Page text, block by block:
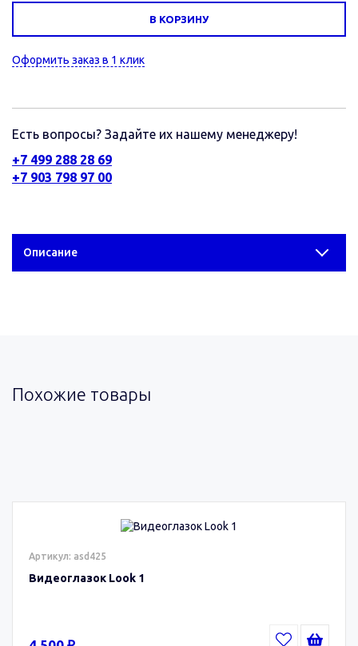
В КОРЗИНУ
Оформить заказ в 1 клик
Есть вопросы? Задайте их нашему менеджеру!
+7 499 288 28 69
+7 903 798 97 00
Описание
Похожие товары
Артикул: asd425
Видеоглазок Look 1